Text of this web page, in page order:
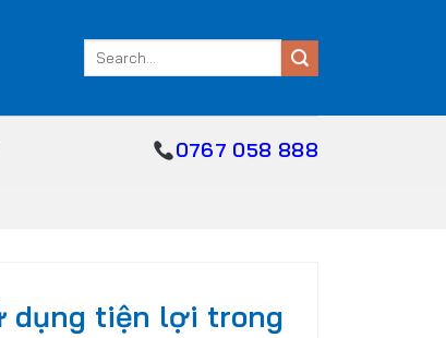
Search
0767 058 888
dụng tiện lợi trong